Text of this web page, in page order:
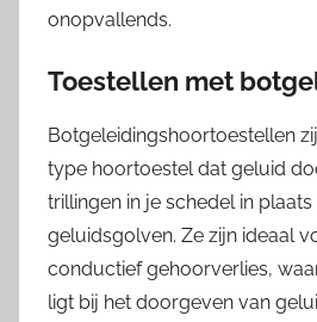
onopvallends.
Toestellen met
Botgeleidingshoortoestellen
type hoortoestel dat geluid
trillingen in je schedel in plaats
geluidsgolven. Ze zijn ideaal
conductief gehoorverlies,
ligt bij het doorgeven van